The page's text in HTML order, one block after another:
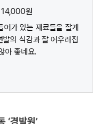
원
가 있는 재료들을 잘게
의 식감과 잘 어우러집
아 좋네요.
‘경발원’